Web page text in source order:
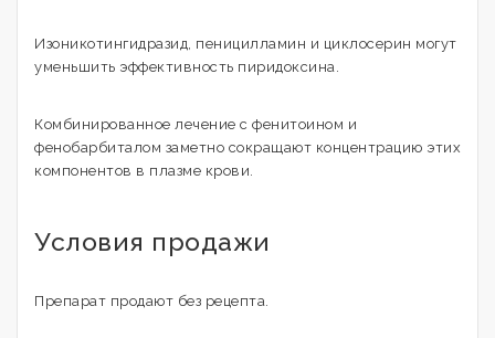
Изоникотингидразид, пеницилламин и циклосерин могут
уменьшить эффективность пиридоксина.
Комбинированное лечение с фенитоином и
фенобарбиталом заметно сокращают концентрацию этих
компонентов в плазме крови.
Условия продажи
Препарат продают без рецепта.